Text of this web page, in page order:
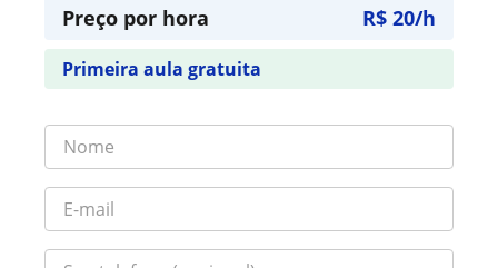
Preço por hora R$ 20/h
Primeira aula gratuita